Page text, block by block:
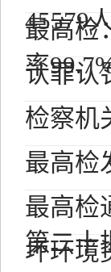
45579
最高检
率
认罪认
检察机
最高检
最高检
第二十
坏环境